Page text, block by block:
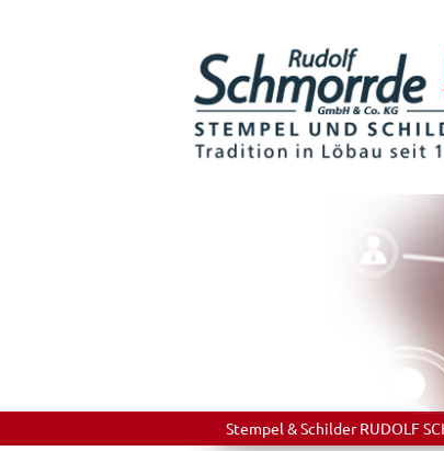
Stempel & Schilder RUDOLF